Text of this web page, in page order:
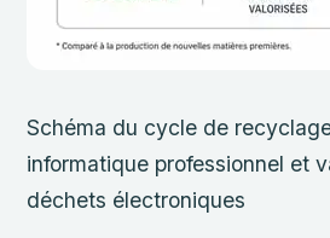
Schéma du cycle de
informatique professionnel et
déchets électroniques